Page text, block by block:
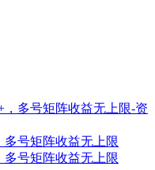
多号矩阵收益无上限
多号矩阵收益无上限